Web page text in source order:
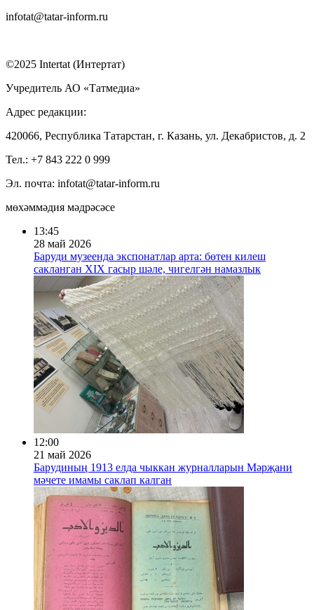
infotat@tatar-inform.ru
©2025 Intertat (Интертат)
Учредитель АО «Татмедиа»
Адрес редакции:
420066, Республика Татарстан, г. Казань, ул. Декабристов, д. 2
Тел.: +7 843 222 0 999
Эл. почта: infotat@tatar-inform.ru
мөхәммәдия мәдрәсәсе
13:45
28 май 2026
Баруди музеенда экспонатлар арта: бөтен килеш
сакланган XIX гасыр шәле, чигелгән намазлык
12:00
21 май 2026
Барудиның 1913 елда чыккан журналларын Мәрҗани
мәчете имамы саклап калган